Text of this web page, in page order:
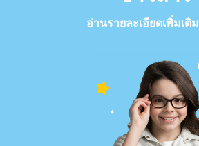
อ่านรายละเอียดเพิ่มเติม